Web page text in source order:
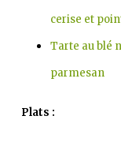
cerise et
Tarte au blé
parmesan
Plats :